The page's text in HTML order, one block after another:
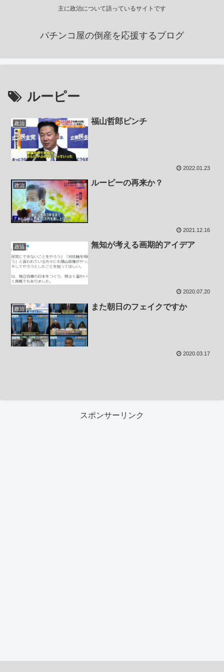
主に政治について語っているサイトです
パチンコ屋の倒産を応援するブログ
ルーピー
政治 福山哲郎ピンチ
2022.01.23
政治 ルーピーの再来か？
2021.12.16
政治 無知が考える画期的アイデア
2020.07.20
政治 また朝日のフェイクですか
2020.03.17
スポンサーリンク